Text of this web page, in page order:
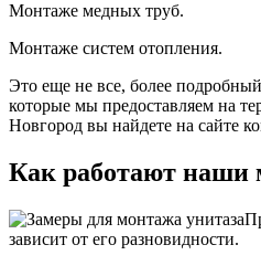
Монтаже медных труб.
Монтаже систем отопления.
Это еще не все, более
которые мы предоставляем на
Новгород вы найдете на сайте
Как работают наши
зависит от его разновидности.